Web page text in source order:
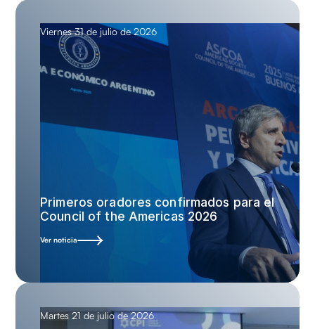
Viernes 31 de julio de 2026
Primeros oradores confirmados para el
Council of the Americas 2026
Ver noticia
Martes 21 de julio de 2026